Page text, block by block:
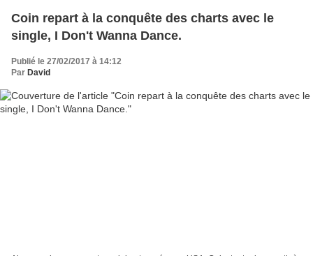
Coin repart à la conquête des charts avec le
single, I Don't Wanna Dance.
Publié le 27/02/2017 à 14:12
Par David